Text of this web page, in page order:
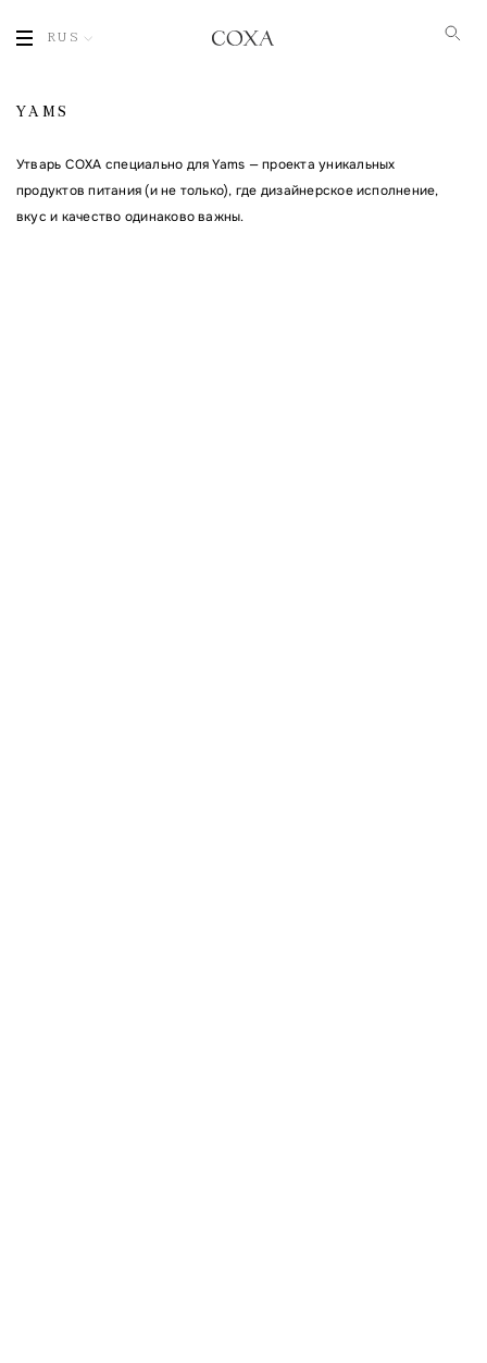
RUS
YAMS
Утварь СОХА специально дляYams — проекта уникальных
продуктов питания (и не только), где дизайнерское исполнение,
вкус и качество одинаково важны.